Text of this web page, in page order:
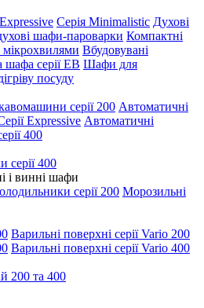
Серія Minimalistic Духові
шафи-пароварки Компактні
мікрохвилями Вбудовувані
шафа серії EB Шафи для
посуду
серії 200 Автоматичні
Expressive Автоматичні
400
серії 400
і винні шафи
серії 200 Морозильні
Варильні поверхні серії Vario 200
Варильні поверхні серії Vario 400
200 та 400